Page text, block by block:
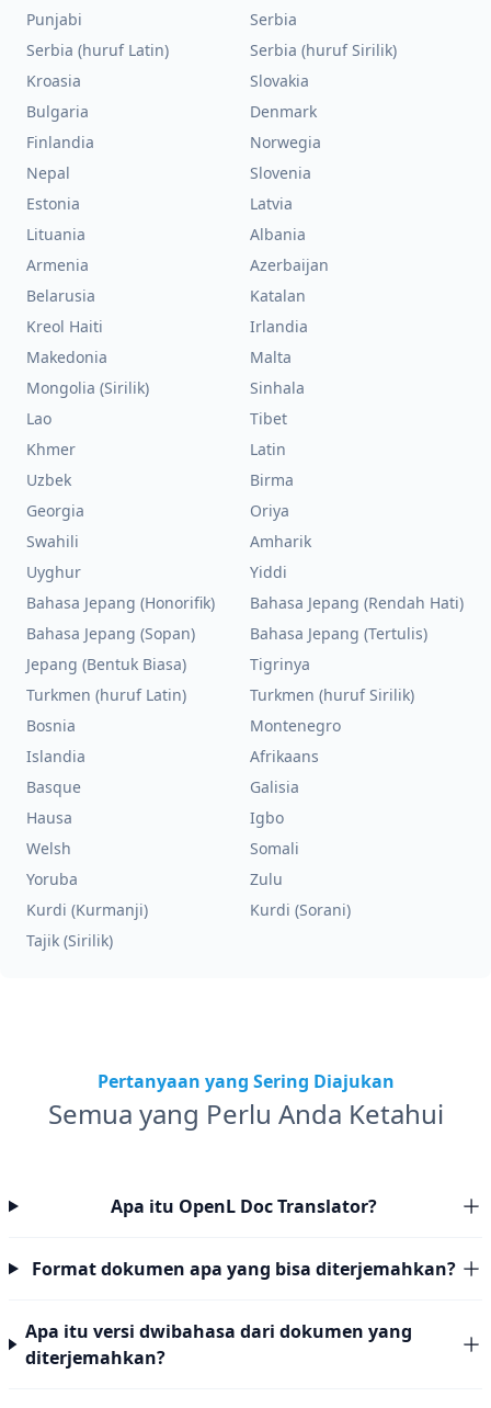
Punjabi
Serbia
Serbia (huruf Latin)
Serbia (huruf Sirilik)
Kroasia
Slovakia
Bulgaria
Denmark
Finlandia
Norwegia
Nepal
Slovenia
Estonia
Latvia
Lituania
Albania
Armenia
Azerbaijan
Belarusia
Katalan
Kreol Haiti
Irlandia
Makedonia
Malta
Mongolia (Sirilik)
Sinhala
Lao
Tibet
Khmer
Latin
Uzbek
Birma
Georgia
Oriya
Swahili
Amharik
Uyghur
Yiddi
Bahasa Jepang (Honorifik)
Bahasa Jepang (Rendah Hati)
Bahasa Jepang (Sopan)
Bahasa Jepang (Tertulis)
Jepang (Bentuk Biasa)
Tigrinya
Turkmen (huruf Latin)
Turkmen (huruf Sirilik)
Bosnia
Montenegro
Islandia
Afrikaans
Basque
Galisia
Hausa
Igbo
Welsh
Somali
Yoruba
Zulu
Kurdi (Kurmanji)
Kurdi (Sorani)
Tajik (Sirilik)
Pertanyaan yang Sering Diajukan
Semua yang Perlu Anda Ketahui
Apa itu OpenL Doc Translator?
Format dokumen apa yang bisa diterjemahkan?
Apa itu versi dwibahasa dari dokumen yang
diterjemahkan?